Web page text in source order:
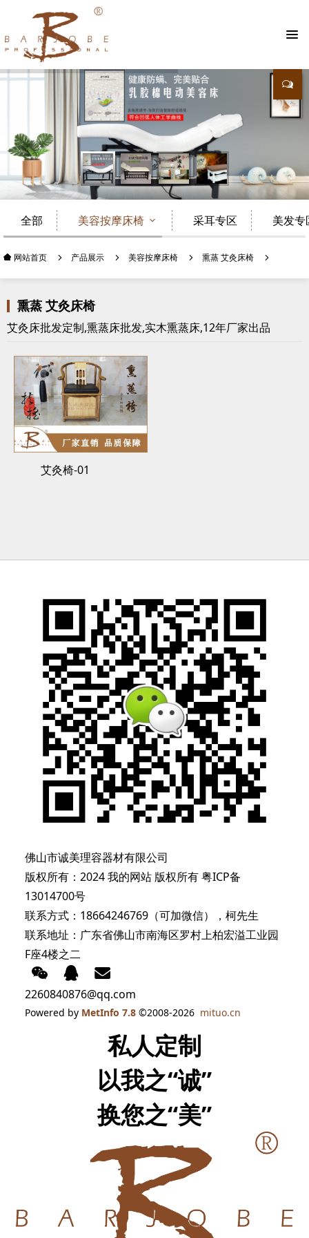
查看更多
全部 美容按摩床椅 采耳专区 美发
网站首页 产品展示 美容按摩床椅 熏蒸 艾灸床椅
熏蒸 艾灸床椅
艾灸床批发定制,熏蒸床批发,实木熏蒸床,12年厂家出品
艾灸椅-01
佛山市诚美理容器材有限公司
版权所有：2024 我的网站 版权所有粤ICP备
13014700号
联系方式：18664246769（可加微信），柯先生
联系地址：广东省佛山市南海区罗村上柏宏溢工业园
F座4楼之二
2260840876@qq.com
Powered by MetInfo 7.8 ©2008-2026 mituo.cn
私人定制
以我之“诚”
换您之“美”